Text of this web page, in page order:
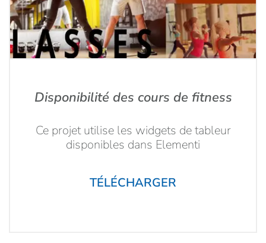
Disponibilité des cours de fitness
Ce projet utilise les widgets de tableur
disponibles dans Elementi
TÉLÉCHARGER